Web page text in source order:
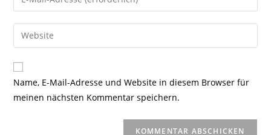
oder
zum
Kommentieren
ein
deine
E-
Mail-
zum
Kommentieren
ein
Gib
deine
Website-
URL
Name, E-Mail-Adresse und Website in diesem Browser für
meinen nächsten Kommentar speichern.